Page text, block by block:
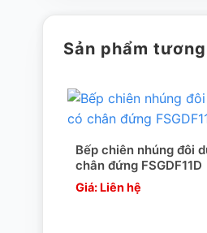
ĐẶC ĐIỂM NỔI BẬT
Thiết kế thông minh
Bếp chiên nhúng điện đơn
nấu nướng , chế biến thức
Khay chiên sâu nên có
Sản phẩm
Bếp chiên nhúng đôi
chân đứng FSGDF11D
Giá: Liên hệ